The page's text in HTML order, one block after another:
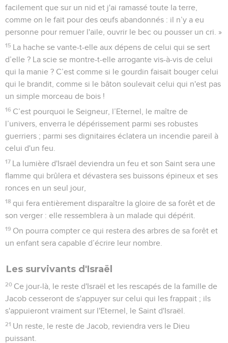
facilement que sur un nid et j'ai ramassé toute la terre,
comme on le fait pour des œufs abandonnés : il n’y a eu
personne pour remuer l'aile, ouvrir le bec ou pousser un cri. »
15 La hache se vante-t-elle aux dépens de celui qui se sert
d’elle ? La scie se montre-t-elle arrogante vis-à-vis de celui
qui la manie ? C’est comme si le gourdin faisait bouger celui
qui le brandit, comme si le bâton soulevait celui qui n'est pas
un simple morceau de bois !
16 C’est pourquoi le Seigneur, l’Eternel, le maître de
l’univers, enverra le dépérissement parmi ses robustes
guerriers ; parmi ses dignitaires éclatera un incendie pareil à
celui d'un feu.
17 La lumière d'Israël deviendra un feu et son Saint sera une
flamme qui brûlera et dévastera ses buissons épineux et ses
ronces en un seul jour,
18 qui fera entièrement disparaître la gloire de sa forêt et de
son verger : elle ressemblera à un malade qui dépérit.
19 On pourra compter ce qui restera des arbres de sa forêt et
un enfant sera capable d’écrire leur nombre.
Les survivants d'Israël
20 Ce jour-là, le reste d'Israël et les rescapés de la famille de
Jacob cesseront de s'appuyer sur celui qui les frappait ; ils
s'appuieront vraiment sur l'Eternel, le Saint d'Israël.
21 Un reste, le reste de Jacob, reviendra vers le Dieu
puissant.